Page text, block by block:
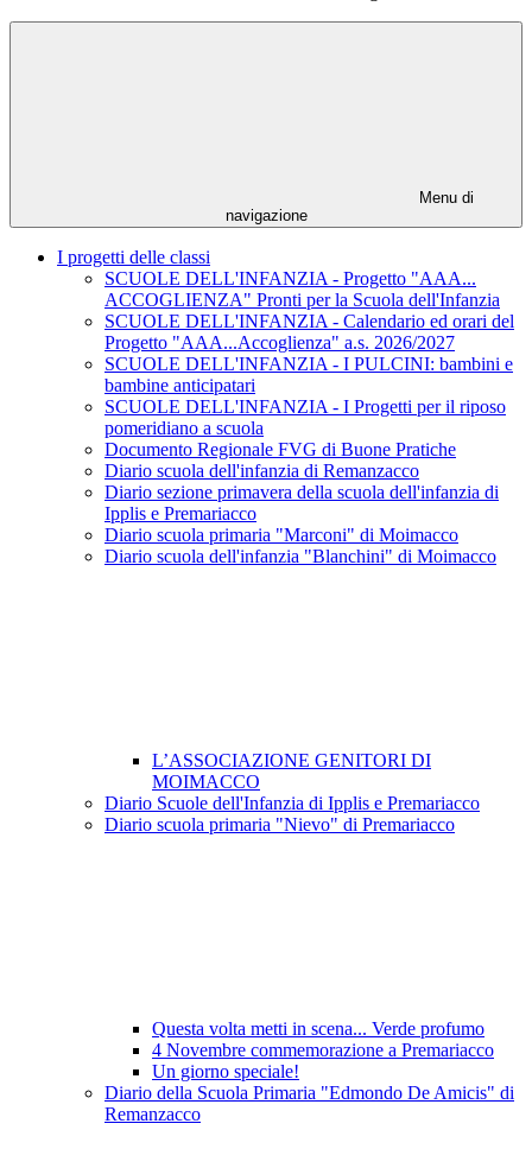
Menu di
navigazione
I progetti delle classi
SCUOLE DELL'INFANZIA - Progetto "AAA...
ACCOGLIENZA" Pronti per la Scuola dell'Infanzia
SCUOLE DELL'INFANZIA - Calendario ed orari del
Progetto "AAA...Accoglienza" a.s. 2026/2027
SCUOLE DELL'INFANZIA - I PULCINI: bambini e
bambine anticipatari
SCUOLE DELL'INFANZIA - I Progetti per il riposo
pomeridiano a scuola
Documento Regionale FVG di Buone Pratiche
Diario scuola dell'infanzia di Remanzacco
Diario sezione primavera della scuola dell'infanzia di
Ipplis e Premariacco
Diario scuola primaria "Marconi" di Moimacco
Diario scuola dell'infanzia "Blanchini" di Moimacco
L’ASSOCIAZIONE GENITORI DI
MOIMACCO
Diario Scuole dell'Infanzia di Ipplis e Premariacco
Diario scuola primaria "Nievo" di Premariacco
Questa volta metti in scena... Verde profumo
4 Novembre commemorazione a Premariacco
Un giorno speciale!
Diario della Scuola Primaria "Edmondo De Amicis" di
Remanzacco